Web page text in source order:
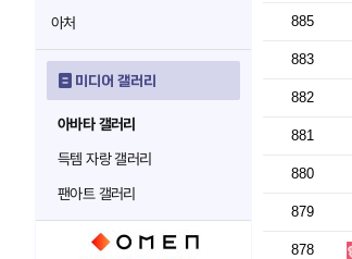
아처
미디어 갤러리
아바타 갤러리
득템 자랑 갤러리
팬아트 갤러리
885
883
882
881
880
879
878